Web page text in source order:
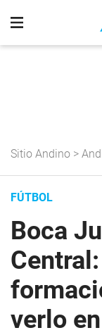
Sitio Andino >
FÚTBOL
Boca
verlo